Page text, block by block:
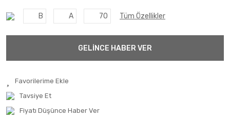
B A 70 Tüm Özellikler
GELİNCE HABER VER
Tavsiye Et
Fiyatı Düşünce Haber Ver